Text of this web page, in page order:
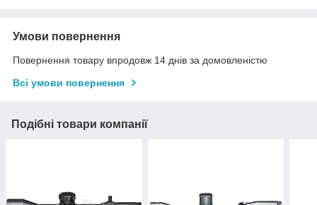
Умови повернення
Повернення товару впродовж 14 днів за домовленістю
Всі умови повернення
Подібні товари компанії